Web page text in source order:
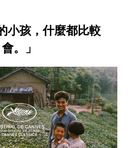
小孩，什麼都比較
會。」